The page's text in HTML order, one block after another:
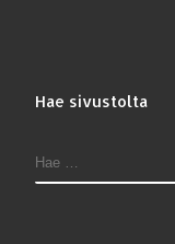
Hae sivustolta
HAE